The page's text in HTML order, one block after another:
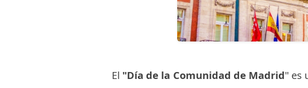
El "Día de la Comunidad de Madrid" es